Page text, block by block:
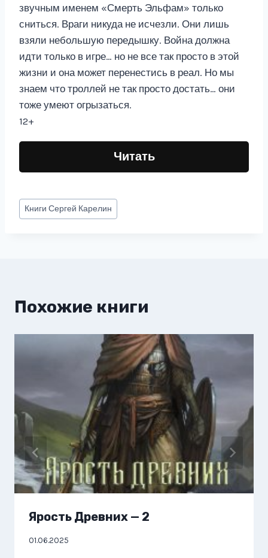
звучным именем «Смерть Эльфам» только
сниться. Враги никуда не исчезли. Они лишь
взяли небольшую передышку. Война должна
идти только в игре… но не все так просто в этой
жизни и она может перенестись в реал. Но мы
знаем что троллей не так просто достать… они
тоже умеют огрызаться.
12+
Читать
Метки
записи:
КнигиСергей Карелин
Похожие книги
Ярость Древних — 2
01.06.2025